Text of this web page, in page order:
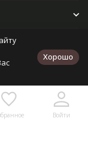
Войти
Хорошо